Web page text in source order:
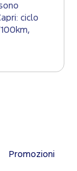
ciclo
Promozioni